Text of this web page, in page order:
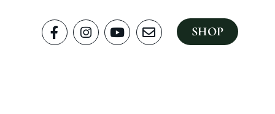
SHOP